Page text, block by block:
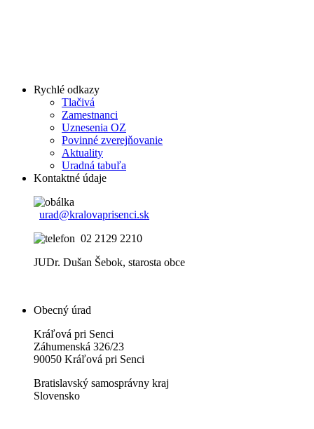
Rychlé odkazy
Tlačivá
Zamestnanci
Uznesenia OZ
Povinné zverejňovanie
Aktuality
Uradná tabuľa
Kontaktné údaje
urad@kralovaprisenci.sk
02 2129 2210
JUDr. Dušan Šebok, starosta obce
Obecný úrad
Kráľová pri Senci
Záhumenská 326/23
90050 Kráľová pri Senci
Bratislavský samosprávny kraj
Slovensko